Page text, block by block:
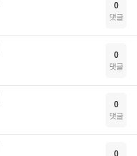
0
댓글
0
댓글
0
댓글
0